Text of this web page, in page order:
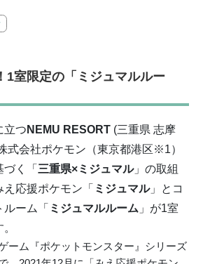
1室限定の「ミジュマルルー
立つ NEMU RESORT (三重県 志摩
式会社ポケモン（東京都港区※1）
く「 三重県×ミジュマル」の取組
応援ポケモン「 ミジュマル」とコ
ーム「 ミジュマルルーム 」が1室
ーム『ポケットモンスター』シリーズ